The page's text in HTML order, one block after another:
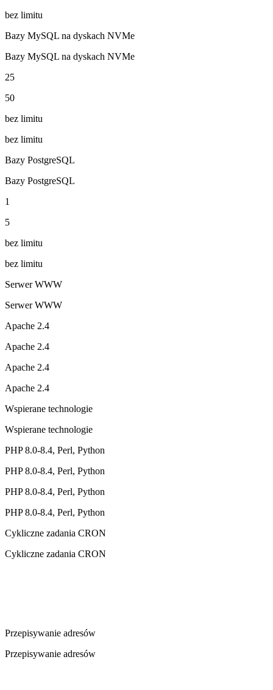
bez limitu
Bazy MySQL na dyskach NVMe
Bazy MySQL na dyskach NVMe
25
50
bez limitu
bez limitu
Bazy PostgreSQL
Bazy PostgreSQL
1
5
bez limitu
bez limitu
Serwer WWW
Serwer WWW
Apache 2.4
Apache 2.4
Apache 2.4
Apache 2.4
Wspierane technologie
Wspierane technologie
PHP 8.0-8.4, Perl, Python
PHP 8.0-8.4, Perl, Python
PHP 8.0-8.4, Perl, Python
PHP 8.0-8.4, Perl, Python
Cykliczne zadania CRON
Cykliczne zadania CRON
Przepisywanie adresów
Przepisywanie adresów